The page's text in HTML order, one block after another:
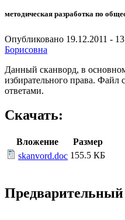
методическая разработка по
Опубликовано 19.12.2011 -
Борисовна
Данный сканворд, в
избирательного права. Файл
ответами.
Скачать:
Вложение
Размер
skanvord.doc 155.5 КБ
Предварительный